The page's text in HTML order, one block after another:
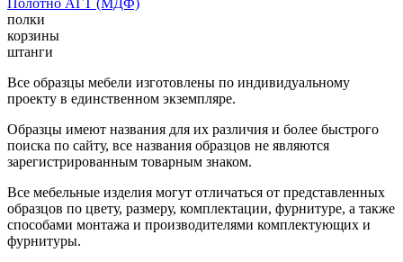
полки
корзины
штанги
Все образцы мебели изготовлены по индивидуальному
проекту в единственном экземпляре.
Образцы имеют названия для их различия и более быстрого
поиска по сайту, все названия образцов не являются
зарегистрированным товарным знаком.
Все мебельные изделия могут отличаться от представленных
образцов по цвету, размеру, комплектации, фурнитуре, а также
способами монтажа и производителями комплектующих и
фурнитуры.